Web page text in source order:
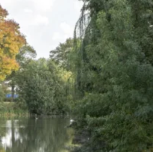
Projecten
Contact
Home
Bellen Mailen